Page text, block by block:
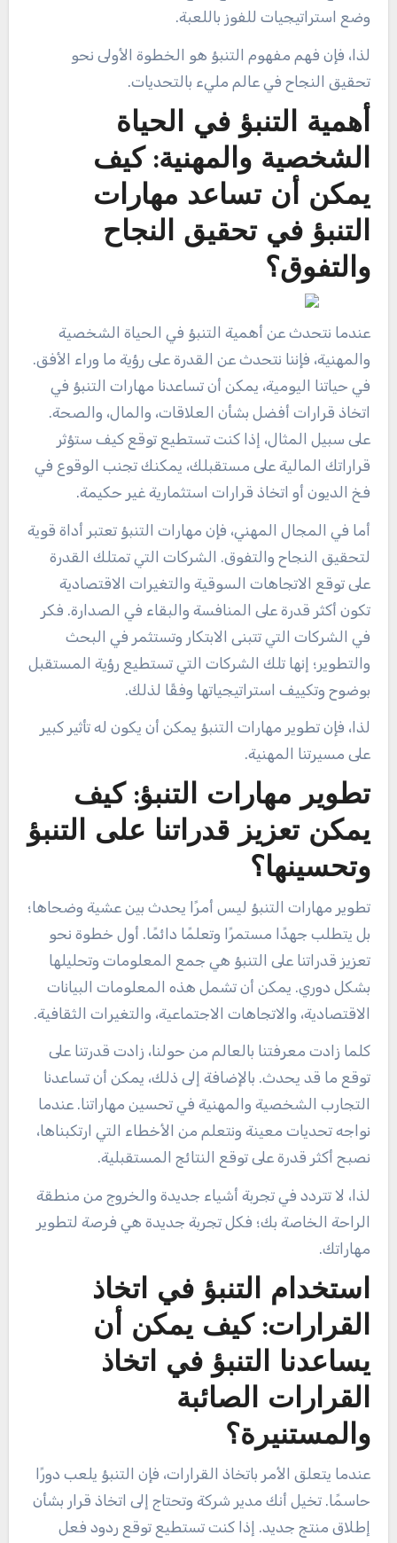
وضع استراتيجيات للفوز باللعبة.
لذا، فإن فهم مفهوم التنبؤ هو الخطوة الأولى نحو
تحقيق النجاح في عالم مليء بالتحديات.
أهمية التنبؤ في الحياة
الشخصية والمهنية: كيف
يمكن أن تساعد مهارات
التنبؤ في تحقيق النجاح
والتفوق؟
عندما نتحدث عن أهمية التنبؤ في الحياة الشخصية
والمهنية، فإننا نتحدث عن القدرة على رؤية ما وراء الأفق.
في حياتنا اليومية، يمكن أن تساعدنا مهارات التنبؤ في
اتخاذ قرارات أفضل بشأن العلاقات، والمال، والصحة.
على سبيل المثال، إذا كنت تستطيع توقع كيف ستؤثر
قراراتك المالية على مستقبلك، يمكنك تجنب الوقوع في
فخ الديون أو اتخاذ قرارات استثمارية غير حكيمة.
أما في المجال المهني، فإن مهارات التنبؤ تعتبر أداة قوية
لتحقيق النجاح والتفوق. الشركات التي تمتلك القدرة
على توقع الاتجاهات السوقية والتغيرات الاقتصادية
تكون أكثر قدرة على المنافسة والبقاء في الصدارة. فكر
في الشركات التي تتبنى الابتكار وتستثمر في البحث
والتطوير؛ إنها تلك الشركات التي تستطيع رؤية المستقبل
بوضوح وتكييف استراتيجياتها وفقًا لذلك.
لذا، فإن تطوير مهارات التنبؤ يمكن أن يكون له تأثير كبير
على مسيرتنا المهنية.
تطوير مهارات التنبؤ: كيف
يمكن تعزيز قدراتنا على التنبؤ
وتحسينها؟
تطوير مهارات التنبؤ ليس أمرًا يحدث بين عشية وضحاها؛
بل يتطلب جهدًا مستمرًا وتعلمًا دائمًا. أول خطوة نحو
تعزيز قدراتنا على التنبؤ هي جمع المعلومات وتحليلها
بشكل دوري. يمكن أن تشمل هذه المعلومات البيانات
الاقتصادية، والاتجاهات الاجتماعية، والتغيرات الثقافية.
كلما زادت معرفتنا بالعالم من حولنا، زادت قدرتنا على
توقع ما قد يحدث. بالإضافة إلى ذلك، يمكن أن تساعدنا
التجارب الشخصية والمهنية في تحسين مهاراتنا. عندما
نواجه تحديات معينة ونتعلم من الأخطاء التي ارتكبناها،
نصبح أكثر قدرة على توقع النتائج المستقبلية.
لذا، لا تتردد في تجربة أشياء جديدة والخروج من منطقة
الراحة الخاصة بك؛ فكل تجربة جديدة هي فرصة لتطوير
مهاراتك.
استخدام التنبؤ في اتخاذ
القرارات: كيف يمكن أن
يساعدنا التنبؤ في اتخاذ
القرارات الصائبة
والمستنيرة؟
عندما يتعلق الأمر باتخاذ القرارات، فإن التنبؤ يلعب دورًا
حاسمًا. تخيل أنك مدير شركة وتحتاج إلى اتخاذ قرار بشأن
إطلاق منتج جديد. إذا كنت تستطيع توقع ردود فعل